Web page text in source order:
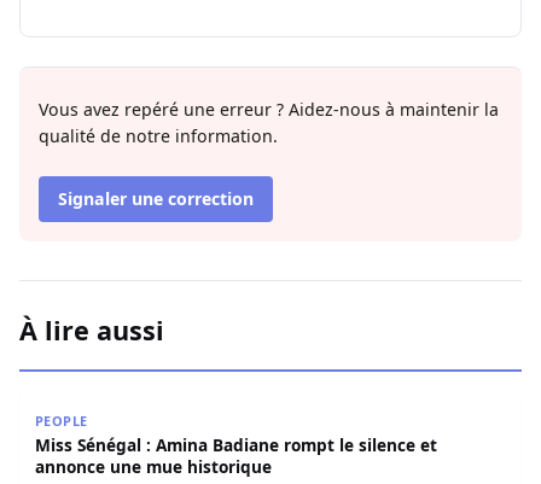
Vous avez repéré une erreur ? Aidez-nous à maintenir la
qualité de notre information.
Signaler une correction
À lire aussi
PEOPLE
Miss Sénégal : Amina Badiane rompt le silence et
annonce une mue historique